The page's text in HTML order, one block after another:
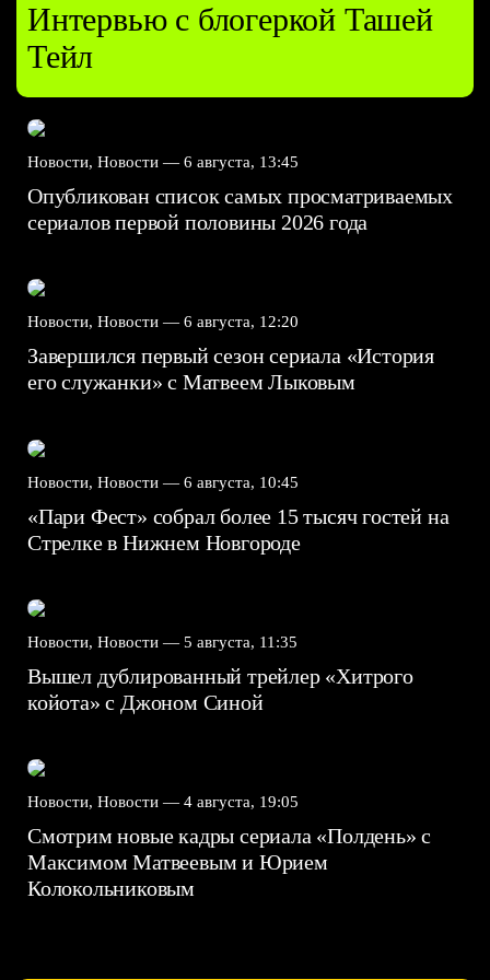
Интервью с блогеркой Ташей
Тейл
Новости, Новости — 6 августа, 13:45
Опубликован список самых просматриваемых
сериалов первой половины 2026 года
Новости, Новости — 6 августа, 12:20
Завершился первый сезон сериала «История
его служанки» с Матвеем Лыковым
Новости, Новости — 6 августа, 10:45
«Пари Фест» собрал более 15 тысяч гостей на
Стрелке в Нижнем Новгороде
Новости, Новости — 5 августа, 11:35
Вышел дублированный трейлер «Хитрого
койота» с Джоном Синой
Новости, Новости — 4 августа, 19:05
Смотрим новые кадры сериала «Полдень» с
Максимом Матвеевым и Юрием
Колокольниковым